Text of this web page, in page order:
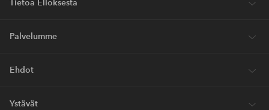
Tietoa Elloksesta
Palvelumme
Ehdot
Ystävät